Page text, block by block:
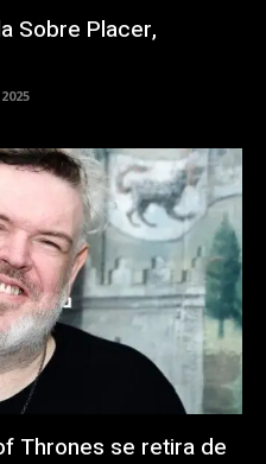
Sobre Placer,
Thrones se retira de